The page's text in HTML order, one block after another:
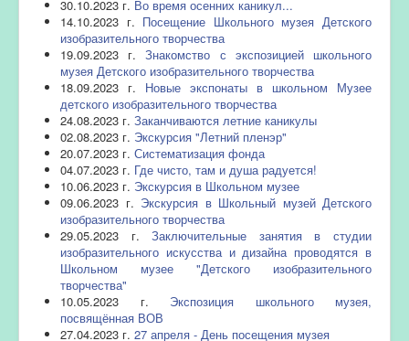
30.10.2023 г. Во время осенних каникул...
14.10.2023 г. Посещение Школьного музея Детского
изобразительного творчества
19.09.2023 г.Знакомство с экспозицией школьного
музея Детского изобразительного творчества
18.09.2023 г. Новые экспонаты в школьном Музее
детского изобразительного творчества
24.08.2023 г. Заканчиваются летние каникулы
02.08.2023 г. Экскурсия "Летний пленэр"
20.07.2023 г. Систематизация фонда
04.07.2023 г. Где чисто, там и душа радуется!
10.06.2023 г. Экскурсия в Школьном музее
09.06.2023 г. Экскурсия в Школьный музей Детского
изобразительного творчества
29.05.2023 г.Заключительные занятия в студии
изобразительного искусства и дизайна проводятся в
Школьном музее "Детского изобразительного
творчества"
10.05.2023 г. Экспозиция школьного музея,
посвящённая ВОВ
27.04.2023 г. 27 апреля - День посещения музея